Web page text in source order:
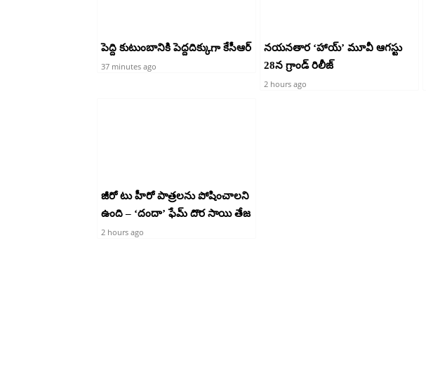
పెద్ది కుటుంబానికి పెద్దదిక్కుగా కేసీఆర్
37 minutes ago
నయనతార ‘హాయ్’ మూవీ ఆగస్టు
28న గ్రాండ్ రిలీజ్
2 hours ago
జీరో టు హీరో పాత్రలను పోషించాలని
ఉంది – ‘దందా’ ఫేమ్ దొర సాయి తేజ
2 hours ago